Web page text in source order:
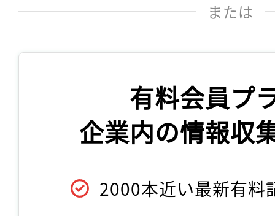
または
有料会員プ
企業内の情報収
2000本近い最新有料